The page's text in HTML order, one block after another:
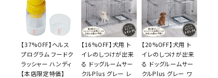
【37%OFF】ヘルス
プログラム フードク
ラッシャー ハンディ
【本店限定特価】
【16%OFF】犬用 ト
イレのしつけが出来
る ドッグルームサー
クルPlus グレー レ
【20%OFF】犬用 ト
イレのしつけが出来
る ドッグルームサー
クルPlus グレー ワ